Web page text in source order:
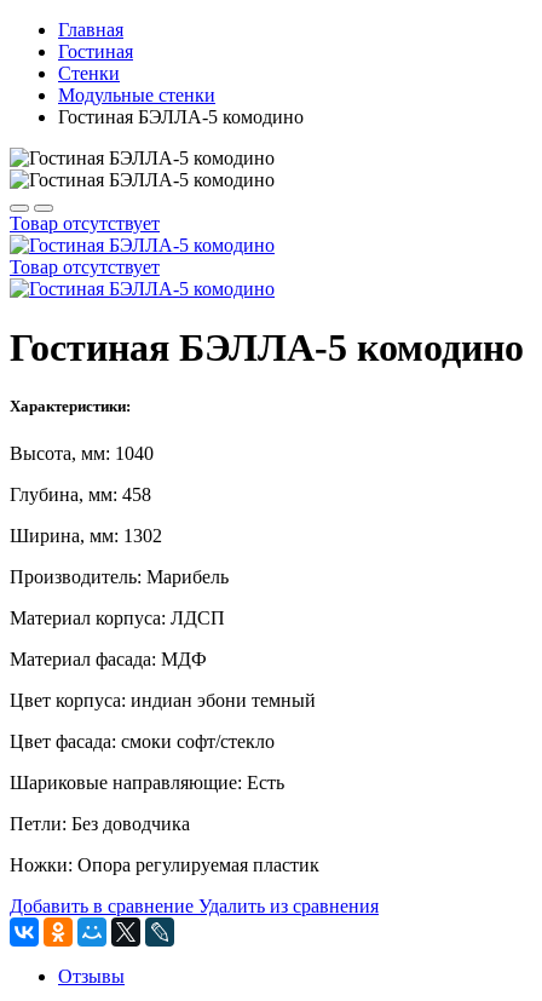
Главная
Гостиная
Стенки
Модульные стенки
Гостиная БЭЛЛА-5 комодино
Товар отсутствует
Товар отсутствует
Гостиная БЭЛЛА-5 комодино
Характеристики:
Высота, мм: 1040
Глубина, мм: 458
Ширина, мм: 1302
Производитель: Марибель
Материал корпуса: ЛДСП
Материал фасада: МДФ
Цвет корпуса: индиан эбони темный
Цвет фасада: смоки софт/стекло
Шариковые направляющие: Есть
Петли: Без доводчика
Ножки: Опора регулируемая пластик
Добавить в сравнение Удалить из сравнения
Отзывы